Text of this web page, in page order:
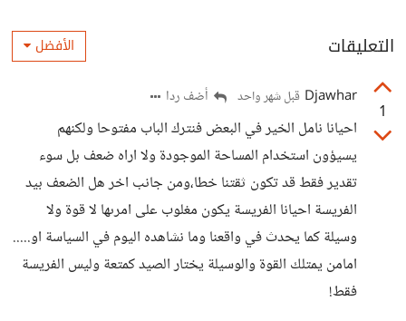
التعليقات الأفضل
1
Djawhar قبل شهر واحد أضف ردا
احيانا نامل الخير في البعض فنترك الباب مفتوحا ولكنهم
يسيؤون استخدام المساحة الموجودة ولا اراه ضعف بل سوء
تقدير فقط قد تكون ثقتنا خطا،ومن جانب اخر هل الضعف بيد
الفريسة احيانا الفريسة يكون مغلوب على امرىها لا قوة ولا
وسيلة كما يحدث في واقعنا وما نشاهده اليوم في السياسة او.....
امامن يمتلك القوة والوسيلة يختار الصيد كمتعة وليس الفريسة
فقط!